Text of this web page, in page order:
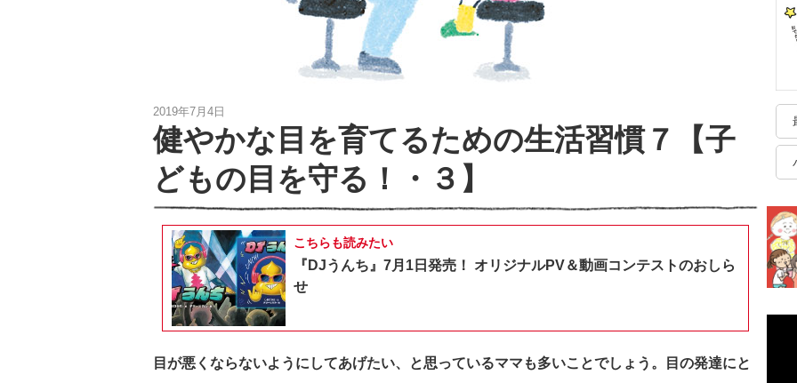
2019年7月4日
健やかな目を育てるための生活習慣７【子
どもの目を守る！・３】
こちらも読みたい
『DJうんち』7月1日発売！ オリジナルPV＆動画コンテストのおしら
せ
目が悪くならないようにしてあげたい、と思っているママも多いことでしょう。
目の発達にと